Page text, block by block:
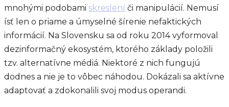
mnohými podobami skreslení či manipulácií. Nemusí
ísť len o priame a úmyselné šírenie nefaktických
informácií. Na Slovensku sa od roku 2014 vyformoval
dezinformačný ekosystém, ktorého základy položili
tzv. alternatívne médiá. Niektoré z nich fungujú
dodnes a nie je to vôbec náhodou. Dokázali sa aktívne
adaptovať a zdokonalili svoj modus operandi.